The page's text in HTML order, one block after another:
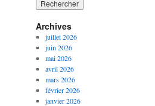
Archives
juillet 2026
juin 2026
mai 2026
avril 2026
mars 2026
février 2026
janvier 2026